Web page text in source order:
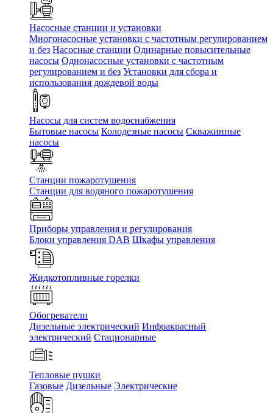
Насосные станции и установки
Многонасосные установки с частотным регулированием
и без Насосные станции Одинарные повысительные
насосы Однонасосные установки с частотным
регулированием и без Установки для сбора и
использования дождевой воды
Насосы для систем водоснабжения
Бытовые насосы Колодезные насосы Скважинные
насосы
Станции пожаротушения
Станции для водяного пожаротушения
Приборы управления и регулирования
Блоки управления DAB Шкафы управления
Жидкотопливные горелки
Обогреватели
Дизельные электрический Инфракрасный
электрический Стационарные
Тепловые пушки
Газовые Дизельные Электрические